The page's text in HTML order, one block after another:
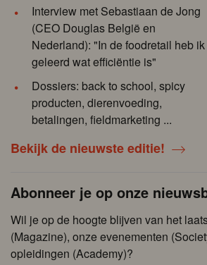
Interview met Sebastiaan de Jong
(CEO Douglas België en
Nederland): "In de foodretail heb ik
geleerd wat efficiëntie is"
Dossiers: back to school, spicy
producten, dierenvoeding,
betalingen, fieldmarketing ...
Bekijk de nieuwste editie!
Abonneer je op onze
Wil je op de hoogte blijven van het
(Magazine), onze evenementen
opleidingen (Academy)?